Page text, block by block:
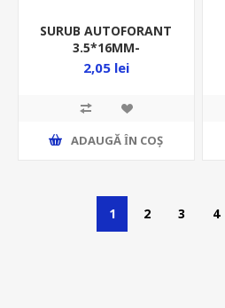
SURUB AUTOFORANT
3.5*16MM-
10BUC/PUNGA- ZA
2,05 lei
ADAUGĂ ȊN COŞ
1 2 3 4